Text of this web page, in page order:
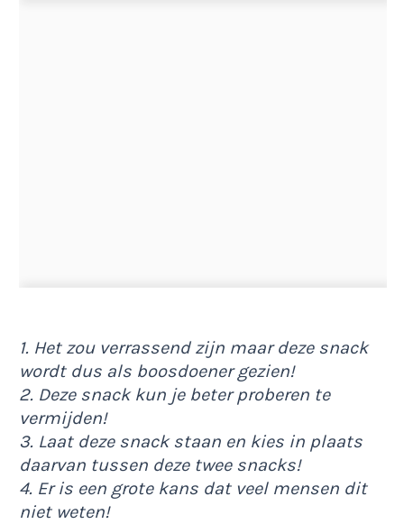
1. Het zou verrassend zijn maar deze snack
wordt dus als boosdoener gezien!
2. Deze snack kun je beter proberen te
vermijden!
3. Laat deze snack staan en kies in plaats
daarvan tussen deze twee snacks!
4. Er is een grote kans dat veel mensen dit
niet weten!